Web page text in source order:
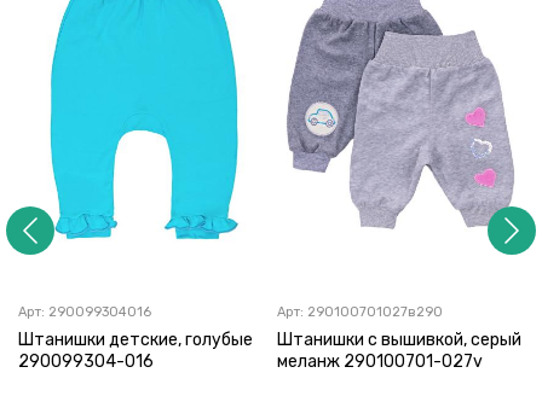
Арт: 290099304016
Штанишки детские, голубые
290099304-016
Арт: 290100701027в290
Штанишки с вышивкой, серый
меланж 290100701-027v